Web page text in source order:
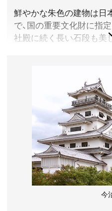
鮮やかな朱色の建物は日
で、国の重要文化財に指
社殿に続く長い石段も美
時間／祈祷・朱印 9:00～
アクセス／市内電車(道後
駅」下車、駅前の坂道を上
所在地／愛媛県松山市桜
お問い合わせ／089-947-
伊佐爾波神社 公式サイト
今